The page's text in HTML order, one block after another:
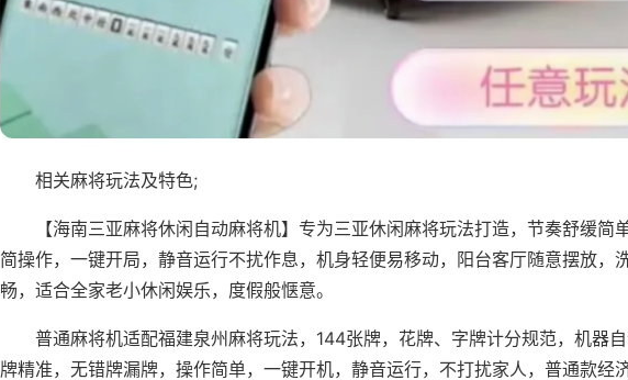
相关麻将玩法及特色;
【海南三亚麻将休闲自动麻将机】专为三亚休闲麻将玩法打造，节奏舒缓简
简操作，一键开局，静音运行不扰作息，机身轻便易移动，阳台客厅随意摆放，
畅，适合全家老小休闲娱乐，度假般惬意。
普通麻将机适配福建泉州麻将玩法，144张牌，花牌、字牌计分规范，机器
牌精准，无错牌漏牌，操作简单，一键开机，静音运行，不打扰家人，普通款经